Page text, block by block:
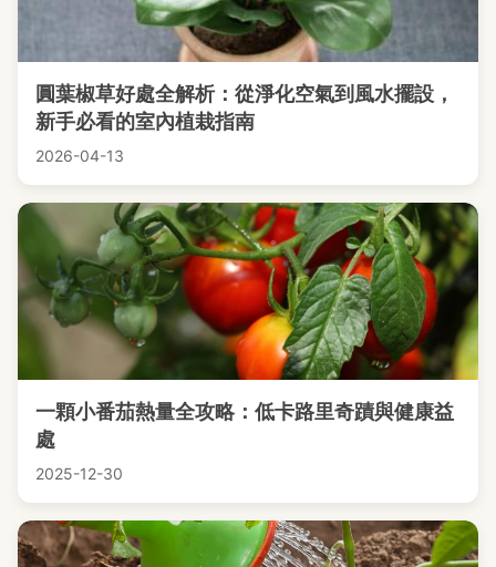
圓葉椒草好處全解析：從淨化空氣到風水擺設，
新手必看的室內植栽指南
2026-04-13
一顆小番茄熱量全攻略：低卡路里奇蹟與健康益
處
2025-12-30